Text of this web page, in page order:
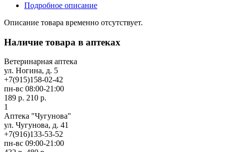
Подробное описание
Описание товара временно отсутствует.
Наличие товара в аптеках
Ветеринарная аптека
ул. Ногина, д. 5
+7(915)158-02-42
пн-вс 08:00-21:00
189 р. 210 р.
1
Аптека "Чугунова"
ул. Чугунова, д. 41
+7(916)133-53-52
пн-вс 09:00-21:00